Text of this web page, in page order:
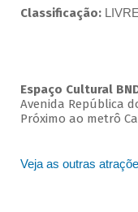
Classificação:
Espaço Cultural
Avenida República
Próximo ao metrô
Veja as outras